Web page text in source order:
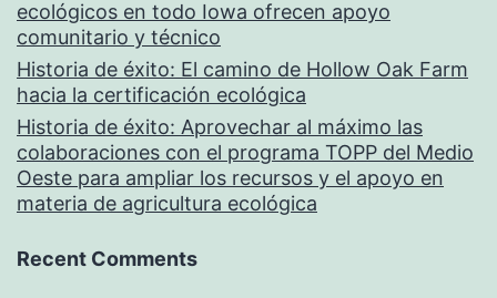
ecológicos en todo Iowa ofrecen apoyo
comunitario y técnico
Historia de éxito: El camino de Hollow Oak Farm
hacia la certificación ecológica
Historia de éxito: Aprovechar al máximo las
colaboraciones con el programa TOPP del Medio
Oeste para ampliar los recursos y el apoyo en
materia de agricultura ecológica
Recent Comments